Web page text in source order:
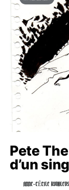
Pete
d’un
ANNE-CÉCILE